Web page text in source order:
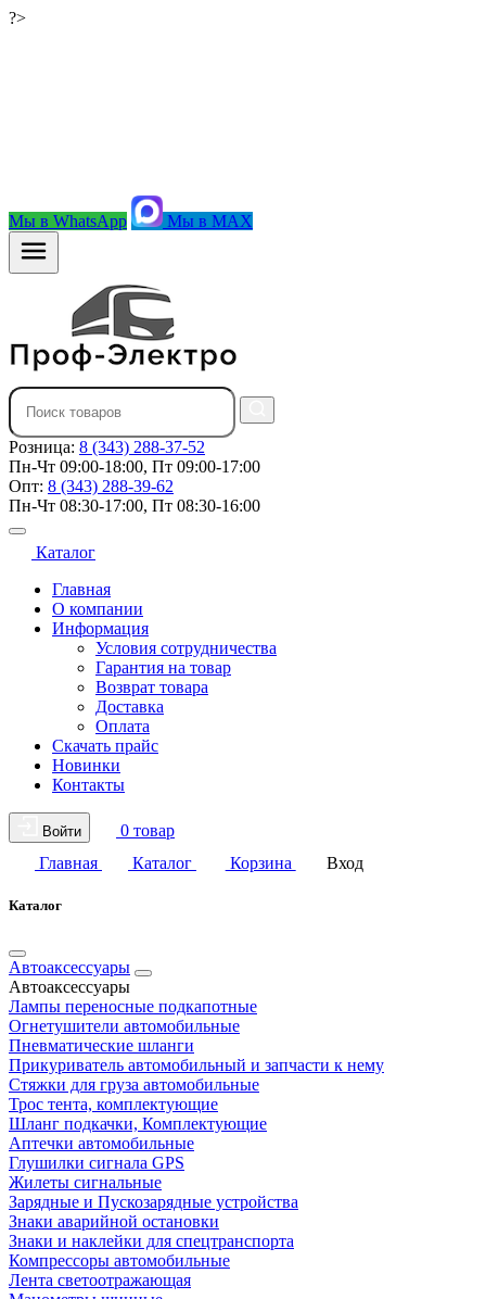
?>
Мы в WhatsApp Мы в MAX
Розница: 8 (343) 288-37-52
Пн-Чт 09:00-18:00, Пт 09:00-17:00
Опт: 8 (343) 288-39-62
Пн-Чт 08:30-17:00, Пт 08:30-16:00
Каталог
Главная
О компании
Информация
Условия сотрудничества
Гарантия на товар
Возврат товара
Доставка
Оплата
Скачать прайс
Новинки
Контакты
Войти
0 товар
Главная
Каталог Корзина Вход
Каталог
Автоаксессуары
Автоаксессуары
Лампы переносные подкапотные
Огнетушители автомобильные
Пневматические шланги
Прикуриватель автомобильный и запчасти к нему
Стяжки для груза автомобильные
Трос тента, комплектующие
Шланг подкачки, Комплектующие
Аптечки автомобильные
Глушилки сигнала GPS
Жилеты сигнальные
Зарядные и Пускозарядные устройства
Знаки аварийной остановки
Знаки и наклейки для спецтранспорта
Компрессоры автомобильные
Лента светоотражающая